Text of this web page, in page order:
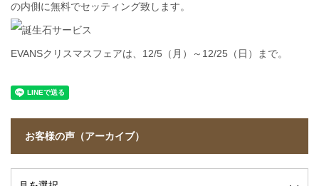
の内側に無料でセッティング致します。
EVANSクリスマスフェアは、12/5（月）～12/25（日）まで。
お客様の声（アーカイブ）